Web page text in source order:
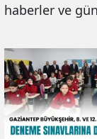
haberler ve